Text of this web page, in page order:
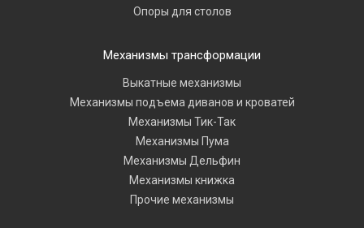
Опоры для столов
Механизмы трансформации
Выкатные механизмы
Механизмы подъема диванов и кроватей
Механизмы Тик-Так
Механизмы Пума
Механизмы Дельфин
Механизмы книжка
Прочие механизмы